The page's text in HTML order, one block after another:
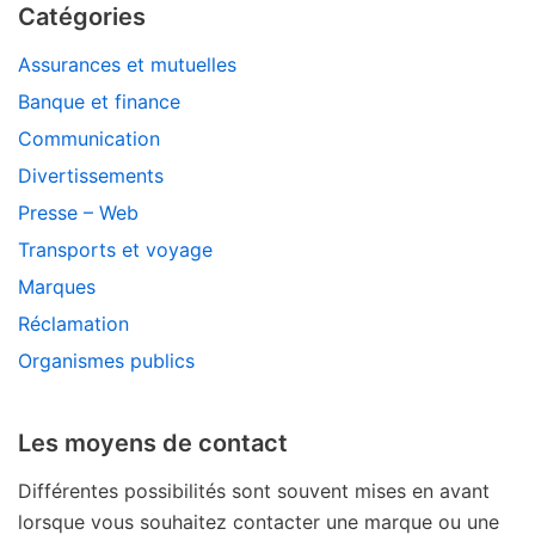
Catégories
Assurances et mutuelles
Banque et finance
Communication
Divertissements
Presse – Web
Transports et voyage
Marques
Réclamation
Organismes publics
Les moyens de contact
Différentes possibilités sont souvent mises en avant
lorsque vous souhaitez contacter une marque ou une